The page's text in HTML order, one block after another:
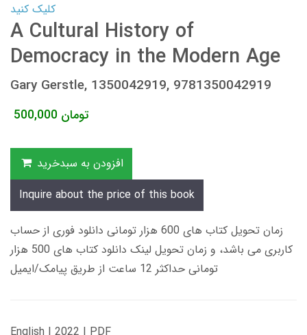
کلیک کنید
A Cultural History of
Democracy in the Modern Age
Gary Gerstle, 1350042919, 9781350042919
500,000 تومان
افزودن به سبدخرید
Inquire about the price of this book
زمان تحویل کتاب های 600 هزار تومانی دانلود فوری از حساب
کاربری می باشد، و زمان تحویل لینک دانلود کتاب های 500 هزار
تومانی حداکثر 12 ساعت از طریق پیامک/ایمیل